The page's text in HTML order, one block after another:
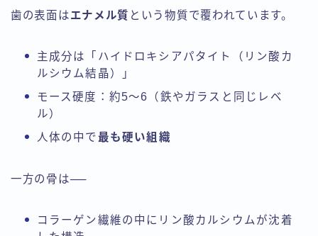
歯の表面はエナメル質 という物質で覆われています。
主成分は「ハイドロキシアパタイト（リン酸カ
ルシウム結晶）」
モース硬度：約5～6（鉄やガラスと同じレベ
ル）
人体の中で 最も硬い組織
一方の骨は──
コラーゲン繊維の中にリン酸カルシウムが沈着